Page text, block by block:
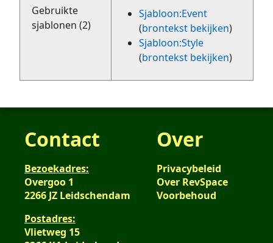
Gebruikte
sjablonen (2)
Sjabloon:Event
(brontekst bekijken)
Sjabloon:Style
(brontekst bekijken)
Contact
Bezoekadres:
Overgoo 1
2266 JZ Leidschendam
Postadres:
Vlietweg 15
Over
Privacybeleid
Over RevSpace
Voorbehoud